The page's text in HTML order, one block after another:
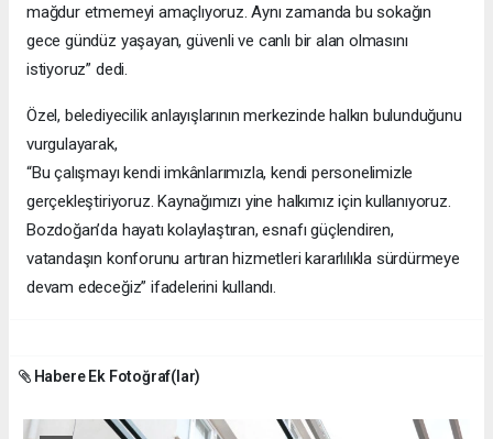
mağdur etmemeyi amaçlıyoruz. Aynı zamanda bu sokağın
gece gündüz yaşayan, güvenli ve canlı bir alan olmasını
istiyoruz” dedi.
Özel, belediyecilik anlayışlarının merkezinde halkın bulunduğunu
vurgulayarak,
“Bu çalışmayı kendi imkânlarımızla, kendi personelimizle
gerçekleştiriyoruz. Kaynağımızı yine halkımız için kullanıyoruz.
Bozdoğan’da hayatı kolaylaştıran, esnafı güçlendiren,
vatandaşın konforunu artıran hizmetleri kararlılıkla sürdürmeye
devam edeceğiz” ifadelerini kullandı.
Habere Ek Fotoğraf(lar)